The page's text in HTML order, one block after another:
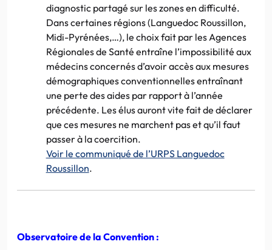
diagnostic partagé sur les zones en difficulté.
Dans certaines régions (Languedoc Roussillon,
Midi-Pyrénées,…), le choix fait par les Agences
Régionales de Santé entraîne l’impossibilité aux
médecins concernés d’avoir accès aux mesures
démographiques conventionnelles entraînant
une perte des aides par rapport à l’année
précédente. Les élus auront vite fait de déclarer
que ces mesures ne marchent pas et qu’il faut
passer à la coercition.
Voir le communiqué de l’URPS Languedoc
Roussillon.
Observatoire de la Convention :